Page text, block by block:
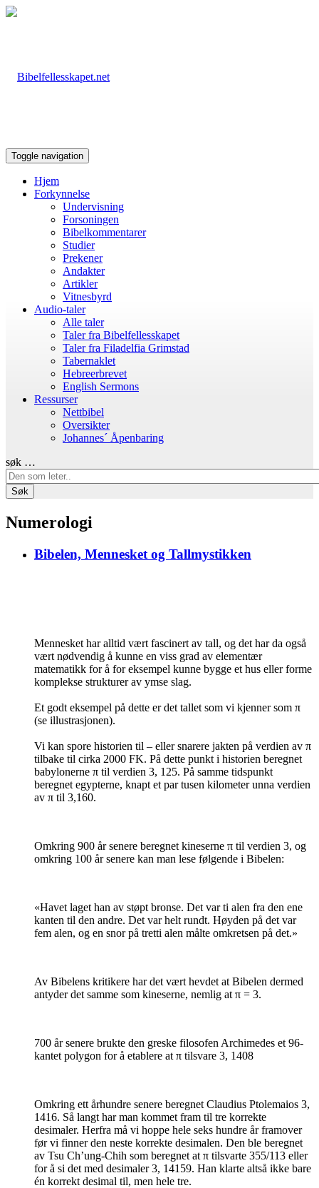
Toggle navigation
Hjem
Forkynnelse
Undervisning
Forsoningen
Bibelkommentarer
Studier
Prekener
Andakter
Artikler
Vitnesbyrd
Audio-taler
Alle taler
Taler fra Bibelfellesskapet
Taler fra Filadelfia Grimstad
Tabernaklet
Hebreerbrevet
English Sermons
Ressurser
Nettbibel
Oversikter
Johannes´ Åpenbaring
søk …
Søk
Numerologi
Bibelen, Mennesket og Tallmystikken
Mennesket har alltid vært fascinert av tall, og det har da også
vært nødvendig å kunne en viss grad av elementær
matematikk for å for eksempel kunne bygge et hus eller forme
komplekse strukturer av ymse slag.
Et godt eksempel på dette er det tallet som vi kjenner som π
(se illustrasjonen).
Vi kan spore historien til – eller snarere jakten på verdien av π
tilbake til cirka 2000 FK. På dette punkt i historien beregnet
babylonerne π til verdien 3, 125. På samme tidspunkt
beregnet egypterne, knapt et par tusen kilometer unna verdien
av π til 3,160.
Omkring 900 år senere beregnet kineserne π til verdien 3, og
omkring 100 år senere kan man lese følgende i Bibelen:
«Havet laget han av støpt bronse. Det var ti alen fra den ene
kanten til den andre. Det var helt rundt. Høyden på det var
fem alen, og en snor på tretti alen målte omkretsen på det.»
Av Bibelens kritikere har det vært hevdet at Bibelen dermed
antyder det samme som kineserne, nemlig at π = 3.
700 år senere brukte den greske filosofen Archimedes et 96-
kantet polygon for å etablere at π tilsvare 3, 1408
Omkring ett århundre senere beregnet Claudius Ptolemaios 3,
1416. Så langt har man kommet fram til tre korrekte
desimaler. Herfra må vi hoppe hele seks hundre år framover
før vi finner den neste korrekte desimalen. Den ble beregnet
av Tsu Ch’ung-Chih som beregnet at π tilsvarte 355/113 eller
for å si det med desimaler 3, 14159. Han klarte altså ikke bare
én korrekt desimal til, men hele tre.